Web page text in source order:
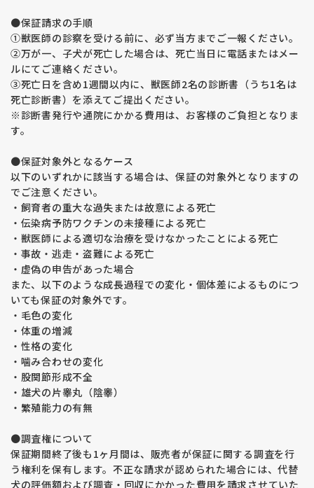
●保証請求の手順
①獣医師の診察を受ける前に、必ず当方までご一報ください。
②万が一、子犬が死亡した場合は、死亡当日に電話またはメー
ルにてご連絡ください。
③死亡日を含め1週間以内に、獣医師2名の診断書（うち1名は
死亡診断書）を添えてご提出ください。
※診断書発行や通院にかかる費用は、お客様のご負担となりま
す。
●保証対象外となるケース
以下のいずれかに該当する場合は、保証の対象外となりますの
でご注意ください。
・飼育者の重大な過失または故意による死亡
・伝染病予防ワクチンの未接種による死亡
・獣医師による適切な治療を受けなかったことによる死亡
・事故・逃走・盗難による死亡
・虚偽の申告があった場合
また、以下のような成長過程での変化・個体差によるものにつ
いても保証の対象外です。
・毛色の変化
・体重の増減
・性格の変化
・噛み合わせの変化
・股関節形成不全
・雄犬の片睾丸（陰睾）
・繁殖能力の有無
●調査権について
保証期間終了後も1ヶ月間は、販売者が保証に関する調査を行
う権利を保有します。不正な請求が認められた場合には、代替
犬の評価額および調査・回収にかかった費用を請求させていた